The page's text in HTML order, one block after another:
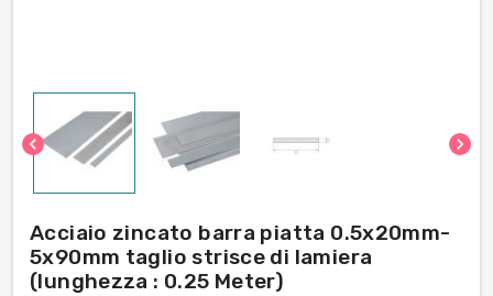
chevron_left chevron_right
Acciaio zincato barra piatta 0.5x20mm-
5x90mm taglio strisce di lamiera
(lunghezza : 0.25 Meter)